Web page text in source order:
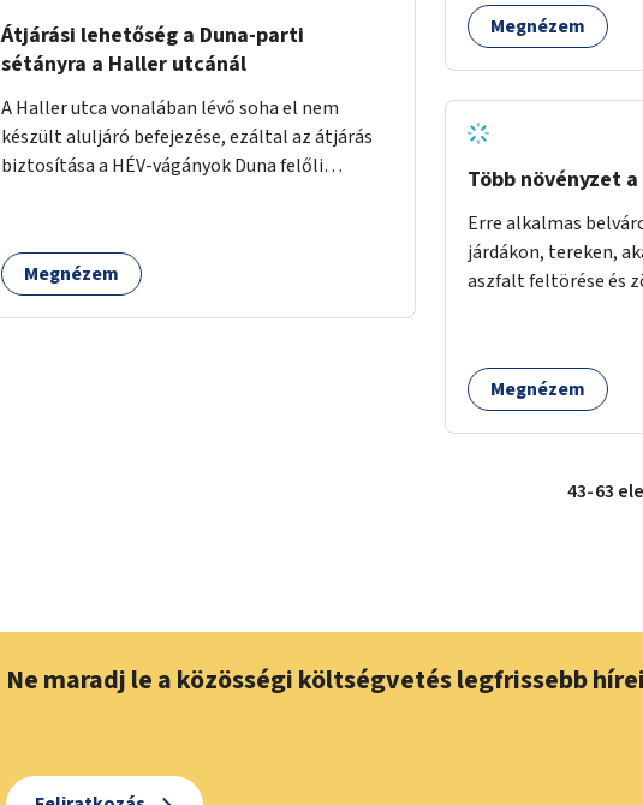
figyelmet fordítva a hátrányos helyzetű
gyerekek bevonására is. A program pilot
Átjárási lehetőség a Duna-parti
sétányra a Haller utcánál
A Haller utca vonalában lévő soha el nem
készült aluljáró befejezése, ezáltal az átjárás
biztosítása a HÉV-vágányok Duna felőli
Megnézem
Megnézem
Több növényzet
Erre alkalmas
járdákon, tereken,
aszfalt feltörése és
Megnézem
43-63
Ne maradj le a közösségi költségvetés legfrissebb